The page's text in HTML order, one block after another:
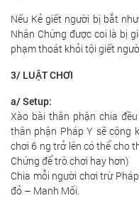
Nếu Kẻ giết người bị bắt
Nhân Chứng được coi là bị
phạm thoát khỏi tội giết
3/ LUẬT CHƠI
a/ Setup:
Xào bài thân phận chia
thân phận Pháp Y sẽ công
chơi 6 ng trở lên có thể cho
Chứng để trò chơi hay hơn)
Chia mỗi người chơi trừ
đỏ – Manh Mối.